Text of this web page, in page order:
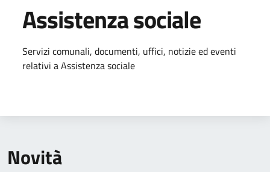
Assistenza sociale
Dettagli della notizia
Servizi comunali, documenti, uffici, notizie ed eventi
relativi a Assistenza sociale
Novità